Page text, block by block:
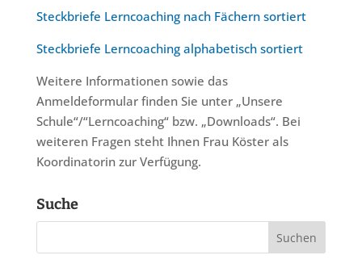
Steckbriefe Lerncoaching nach Fächern sortiert
Steckbriefe Lerncoaching alphabetisch sortiert
Weitere Informationen sowie das
Anmeldeformular finden Sie unter „Unsere
Schule“/“Lerncoaching“ bzw. „Downloads“. Bei
weiteren Fragen steht Ihnen Frau Köster als
Koordinatorin zur Verfügung.
Suche